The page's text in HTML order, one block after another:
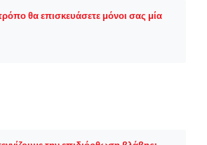
θα επισκευάσετε μόνοι σας μία